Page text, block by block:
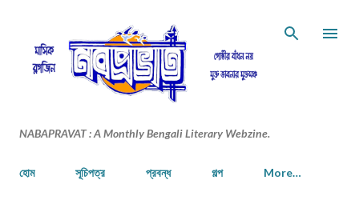
NABAPRAVAT : A Monthly Bengali Literary Webzine.
হোম সূচিপত্র প্রবন্ধ গল্প More…